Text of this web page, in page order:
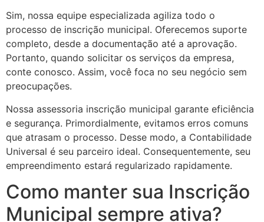
Sim, nossa equipe especializada agiliza todo o
processo de inscrição municipal. Oferecemos suporte
completo, desde a documentação até a aprovação.
Portanto, quando solicitar os serviços da empresa,
conte conosco. Assim, você foca no seu negócio sem
preocupações.
Nossa assessoria inscrição municipal garante eficiência
e segurança. Primordialmente, evitamos erros comuns
que atrasam o processo. Desse modo, a Contabilidade
Universal é seu parceiro ideal. Consequentemente, seu
empreendimento estará regularizado rapidamente.
Como manter sua Inscrição
Municipal sempre ativa?